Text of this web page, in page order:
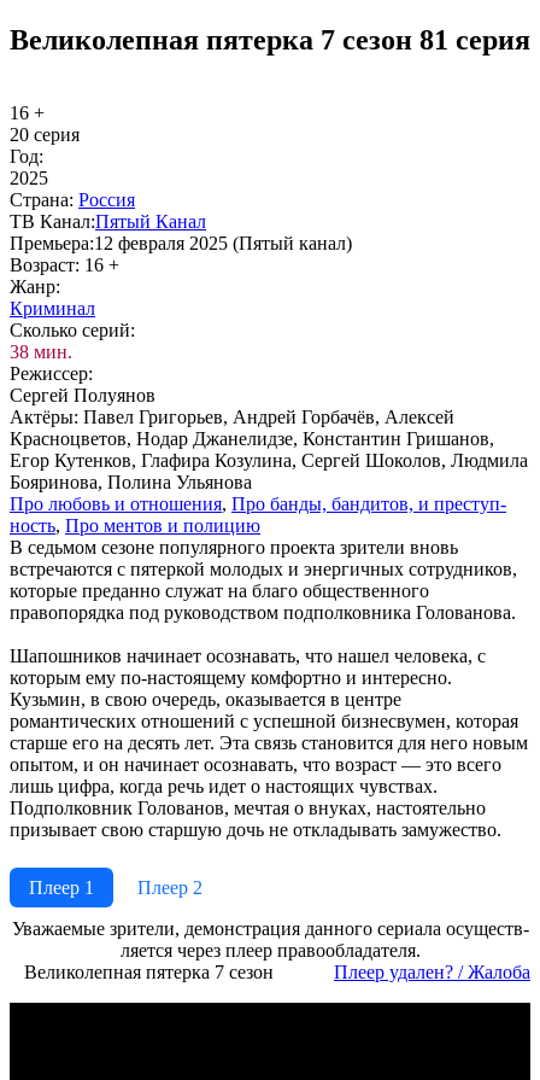
Великолепная пятерка 7 сезон 81 серия
16 +
20 серия
Год:
2025
Стра­на: Рос­сия
ТВ Ка­нал:Пя­тый Ка­нал
Пре­мье­ра:12 февраля 2025 (Пятый канал)
Воз­раст: 16 +
Жанр:
Кри­ми­нал
Сколь­ко се­рий:
38 мин.
Ре­жис­сер:
Сергей Полуянов
Ак­тё­ры: Павел Григорьев, Андрей Горбачёв, Алексей
Красноцветов, Нодар Джанелидзе, Константин Гришанов,
Егор Кутенков, Глафира Козулина, Сергей Шоколов, Людмила
Бояринова, Полина Ульянова
Про лю­бовь и от­но­ше­ния, Про бан­ды, бан­ди­тов, и пре­ступ­
ность, Про мен­тов и по­ли­цию
В седьмом сезоне популярного проекта зрители вновь
встречаются с пятеркой молодых и энергичных сотрудников,
которые преданно служат на благо общественного
правопорядка под руководством подполковника Голованова.
Шапошников начинает осознавать, что нашел человека, с
которым ему по-настоящему комфортно и интересно.
Кузьмин, в свою очередь, оказывается в центре
романтических отношений с успешной бизнесвумен, которая
старше его на десять лет. Эта связь становится для него новым
опытом, и он начинает осознавать, что возраст — это всего
лишь цифра, когда речь идет о настоящих чувствах.
Подполковник Голованов, мечтая о внуках, настоятельно
призывает свою старшую дочь не откладывать замужество.
Плеер 1
Плеер 2
Ува­жае­мые зри­те­ли, де­мон­ст­ра­ция дан­но­го се­риа­ла осу­ще­ст­в­
ля­ет­ся че­рез пле­ер пра­во­об­ла­да­те­ля.
Великолепная пятерка 7 сезон
Пле­ер уда­лен? / Жа­ло­ба